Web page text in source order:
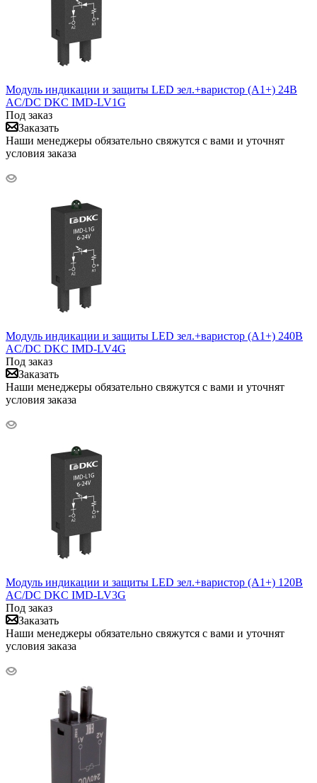
Модуль индикации и защиты LED зел.+варистор (A1+) 24В
AC/DC DKC IMD-LV1G
Под заказ
Заказать
Наши менеджеры обязательно свяжутся с вами и уточнят
условия заказа
Модуль индикации и защиты LED зел.+варистор (A1+) 240В
AC/DC DKC IMD-LV4G
Под заказ
Заказать
Наши менеджеры обязательно свяжутся с вами и уточнят
условия заказа
Модуль индикации и защиты LED зел.+варистор (A1+) 120В
AC/DC DKC IMD-LV3G
Под заказ
Заказать
Наши менеджеры обязательно свяжутся с вами и уточнят
условия заказа